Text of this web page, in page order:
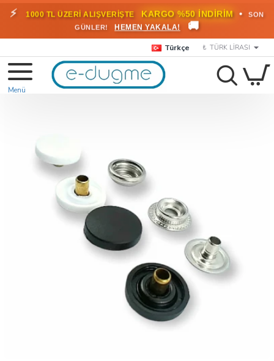
⚡ 1000 TL ÜZERİ ALIŞVERİŞTE KARGO %50 İNDİRİM •
SON
GÜNLER!
HEMEN YAKALA! 🚚
Türkçe ₺ TÜRK LIRASI